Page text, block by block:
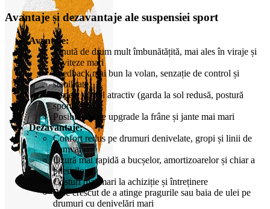
Avantaje și dezavantaje ale suspensiei sport
Avantaje:
Ținută de drum mult îmbunătățită, mai ales în viraje și
la viteze mari
Feedback mai bun la volan, senzație de control și
stabilitate
Aspect vizual atractiv (garda la sol redusă, postură
sportivă)
Posibilitate de upgrade la frâne și jante mai mari
Dezavantaje:
Confort redus pe drumuri denivelate, gropi și linii de
tramvai
Uzură mai rapidă a bucșelor, amortizoarelor și chiar a
pneurilor
Costuri mai mari la achiziție și întreținere
Risc crescut de a atinge pragurile sau baia de ulei pe
drumuri cu denivelări mari